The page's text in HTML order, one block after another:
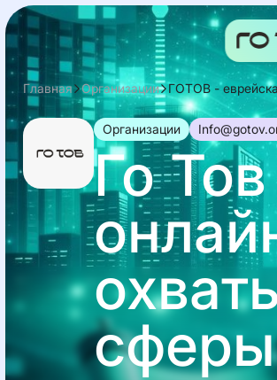
Главная Организации ГОТОВ -
Организации
Го